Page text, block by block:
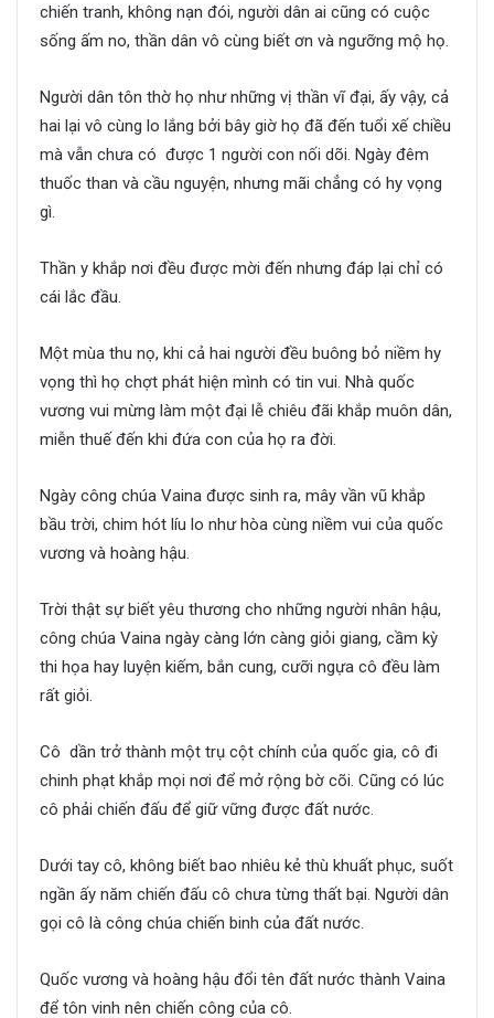
chiến tranh, không nạn đói, người dân ai cũng có cuộc
sống ấm no, thần dân vô cùng biết ơn và ngưỡng mộ họ.
Người dân tôn thờ họ như những vị thần vĩ đại, ấy vậy, cả
hai lại vô cùng lo lắng bởi bây giờ họ đã đến tuổi xế chiều
mà vẫn chưa có được 1 người con nối dõi. Ngày đêm
thuốc than và cầu nguyện, nhưng mãi chẳng có hy vọng
gì.
Thần y khắp nơi đều được mời đến nhưng đáp lại chỉ có
cái lắc đầu.
Một mùa thu nọ, khi cả hai người đều buông bỏ niềm hy
vọng thì họ chợt phát hiện mình có tin vui. Nhà quốc
vương vui mừng làm một đại lễ chiêu đãi khắp muôn dân,
miễn thuế đến khi đứa con của họ ra đời.
Ngày công chúa Vaina được sinh ra, mây vần vũ khắp
bầu trời, chim hót líu lo như hòa cùng niềm vui của quốc
vương và hoàng hậu.
Trời thật sự biết yêu thương cho những người nhân hậu,
công chúa Vaina ngày càng lớn càng giỏi giang, cầm kỳ
thi họa hay luyện kiếm, bắn cung, cưỡi ngựa cô đều làm
rất giỏi.
Cô dần trở thành một trụ cột chính của quốc gia, cô đi
chinh phạt khắp mọi nơi để mở rộng bờ cõi. Cũng có lúc
cô phải chiến đấu để giữ vững được đất nước.
Dưới tay cô, không biết bao nhiêu kẻ thù khuất phục, suốt
ngần ấy năm chiến đấu cô chưa từng thất bại. Người dân
gọi cô là công chúa chiến binh của đất nước.
Quốc vương và hoàng hậu đổi tên đất nước thành Vaina
để tôn vinh nên chiến công của cô.